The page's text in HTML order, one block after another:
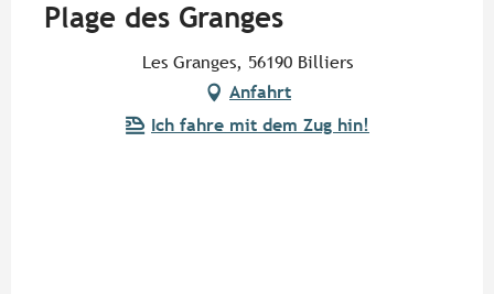
Plage des Granges
Les Granges, 56190 Billiers
Anfahrt
Ich fahre mit dem Zug hin!